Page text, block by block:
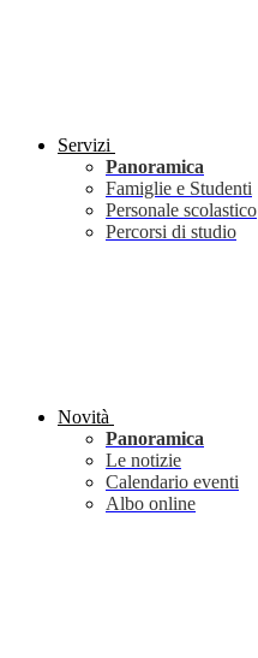
Servizi
Panoramica
Famiglie e Studenti
Personale scolastico
Percorsi di studio
Novità
Panoramica
Le notizie
Calendario eventi
Albo online